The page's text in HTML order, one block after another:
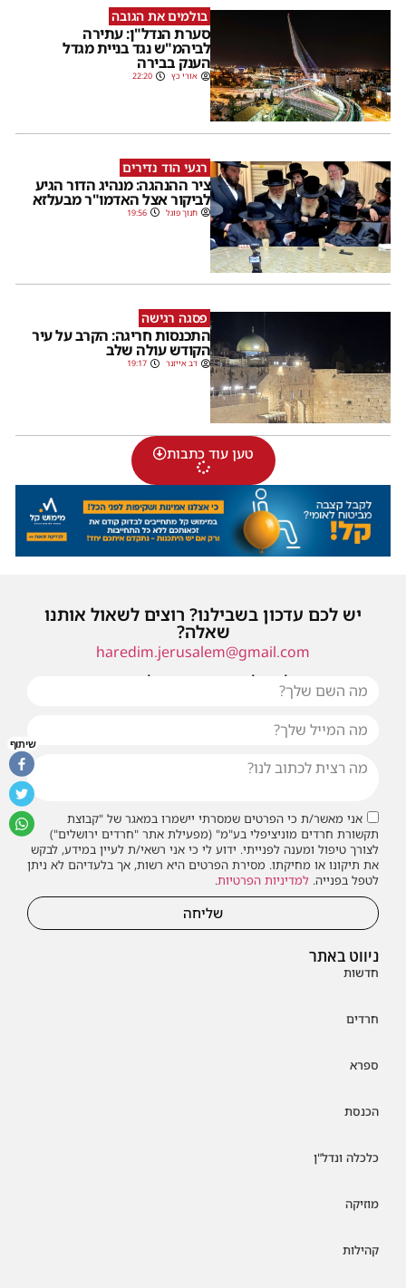
בולמים את הגובה
סערת הנדל"ן: עתירה
לביהמ"ש נגד בניית מגדל
הענק בבירה
אורי כץ 22:20
רגעי הוד נדירים
ציר ההנהגה: מנהיג הדור הגיע
לביקור אצל האדמו"ר מבעלזא
חנוך פוגל 19:56
פסגה רגישה
התכנסות חריגה: הקרב על עיר
הקודש עולה שלב
דב אייזנר 19:17
טען עוד כתבות
ניווט באתר
חדשות
חרדים
ספרא
הכנסת
כלכלה ונדל"ן
מוזיקה
קהילות
יש לכם עדכון בשבילנו? רוצים לשאול אותנו
שאלה?
haredim.jerusalem@gmail.com
או שילחו אלינו פנייה ונחזור אליכם בהקדם
אני מאשר/ת כי הפרטים שמסרתי יישמרו במאגר של "קבוצת
תקשורת חרדים מוניציפלי בע"מ" (מפעילת אתר "חרדים ירושלים")
לצורך טיפול ומענה לפנייתי. ידוע לי כי אני רשאי/ת לעיין במידע, לבקש
את תיקונו או מחיקתו. מסירת הפרטים היא רשות, אך בלעדיהם לא ניתן
לטפל בפנייה. למדיניות הפרטיות.
שליחה
שיתוף